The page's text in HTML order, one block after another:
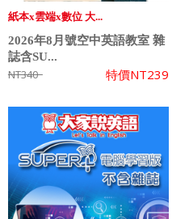
紙本x雲端x數位 大...
2026年8月號空中英語教室 雜
誌含SU...
NT340 特價NT239